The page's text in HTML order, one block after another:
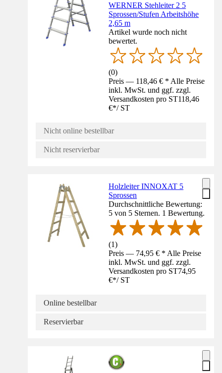
WERNER Stehleiter 2 5
Sprossen/Stufen Arbeitshöhe
2,65 m
Artikel wurde noch nicht
bewertet.
(0)
Preis — 118,46 € * Alle Preise
inkl. MwSt. und ggf. zzgl.
Versandkosten pro ST118,46
€*/ ST
Nicht online bestellbar
Nicht reservierbar
Holzleiter INNOXAT 5
Sprossen
Durchschnittliche Bewertung:
5 von 5 Sternen. 1 Bewertung.
(1)
Preis — 74,95 € * Alle Preise
inkl. MwSt. und ggf. zzgl.
Versandkosten pro ST74,95
€*/ ST
Online bestellbar
Reservierbar